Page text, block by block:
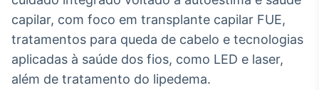
Soluções de Dados
e Conteúdos
OTC
Plataforma para
capilar, com foco em transplante capilar FUE,
tratamentos para queda de cabelo e tecnologias
aplicadas à saúde dos fios, como LED e laser,
além de tratamento do lipedema.